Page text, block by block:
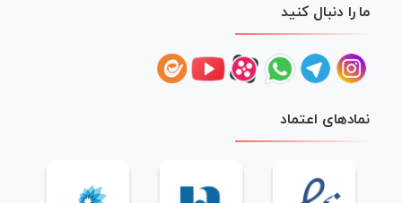
ما را دنبال کنید
نمادهای اعتماد